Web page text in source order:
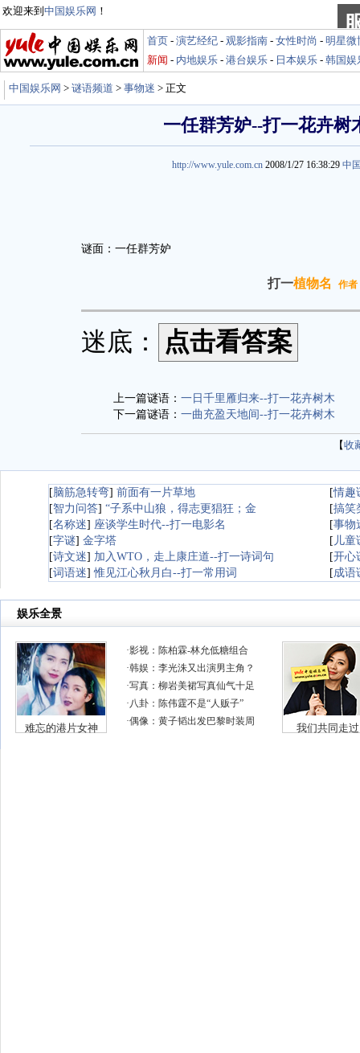
欢迎来到 中国娱乐网 ！
首页 - 演艺经纪 - 观影指南 - 女性时尚 - 明星微
新闻 - 内地娱乐 - 港台娱乐 - 日本娱乐 - 韩国娱
中国娱乐网 > 谜语频道 > 事物迷 > 正文
一任群芳妒--打一花卉树
http://www.yule.com.cn 2008/1/27 16:38:29 中
谜面：一任群芳妒
打一植物名 作者
迷底：
上一篇谜语： 一日千里雁归来--打一花卉树木
下一篇谜语： 一曲充盈天地间--打一花卉树木
【收
[脑筋急转弯] 前面有一片草地 [情趣
[智力问答] “子系中山狼，得志更猖狂；金 [搞笑
[名称迷] 座谈学生时代--打一电影名 [事物
[字谜] 金字塔 [ 儿童
[诗文迷] 加入WTO，走上康庄道--打一诗词句 [开心
[词语迷]惟见江心秋月白--打一常用词 [成语